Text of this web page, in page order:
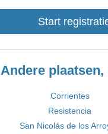
Start
Andere plaatsen,
Corrientes
Resistencia
San Nicolás de los